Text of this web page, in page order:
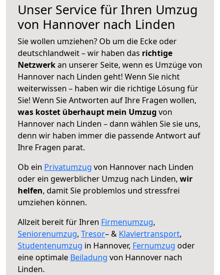
Unser Service für Ihren Umzug
von Hannover nach Linden
Sie wollen umziehen? Ob um die Ecke oder
deutschlandweit – wir haben das richtige
Netzwerkan unserer Seite, wenn es Umzüge von
Hannover nach Linden geht! Wenn Sie nicht
weiterwissen – haben wir die richtige Lösung für
Sie! Wenn Sie Antworten auf Ihre Fragen wollen,
was kostet überhaupt mein Umzug von
Hannover nach Linden – dann wählen Sie sie uns,
denn wir haben immer die passende Antwort auf
Ihre Fragen parat.
Ob ein Privatumzug von Hannover nach Linden
oder ein gewerblicher Umzug nach Linden, wir
helfen, damit Sie problemlos und stressfrei
umziehen können.
Allzeit bereit für Ihren Firmenumzug,
Seniorenumzug, Tresor– & Klaviertransport,
Studentenumzug in Hannover, Fernumzug oder
eine optimale Beiladung von Hannover nach
Linden.